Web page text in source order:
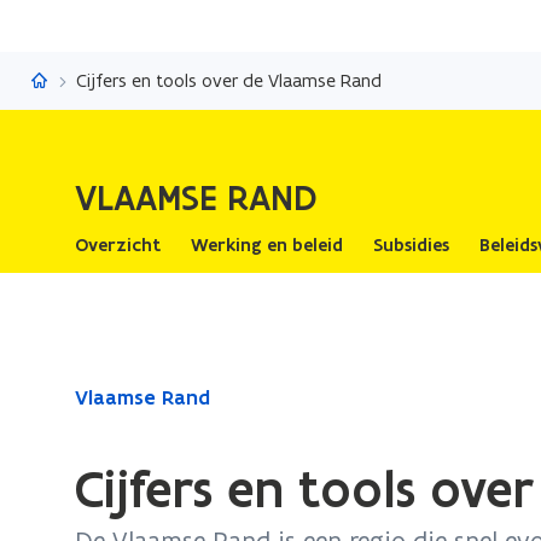
Vlaamse Rand
Cijfers en tools over de Vlaamse Rand
VLAAMSE RAND
Overzicht
Werking en beleid Subsidies
Gedaan
bevindt
Vlaamse Rand
Cijfers en tools